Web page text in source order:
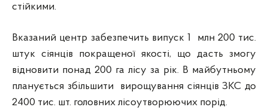
стійкими.
Вказаний центр забезпечить випуск 1 млн 200 тис.
штук сіянців покращеної якості, що дасть змогу
відновити понад 200 га лісу за рік. В майбутньому
планується збільшити вирощування сіянців ЗКС до
2400 тис. шт. головних лісоутворюючих порід.